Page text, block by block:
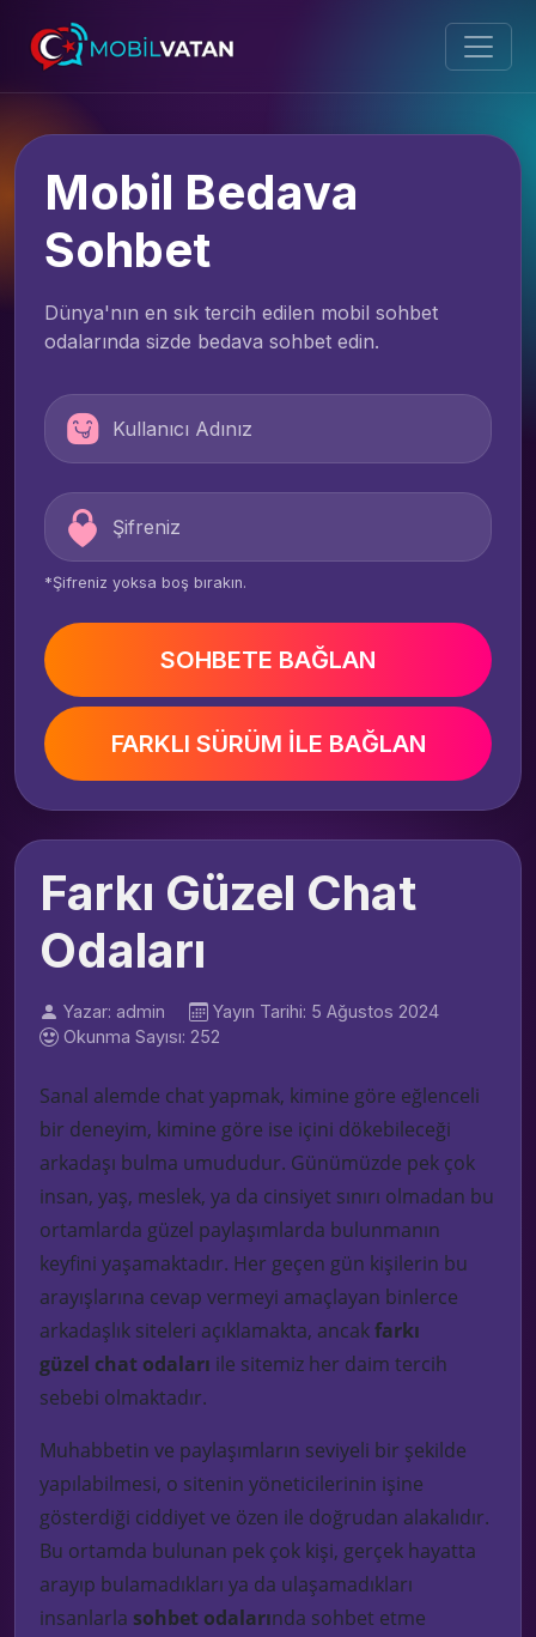
Mobil Bedava
Sohbet
Dünya'nın en sık tercih edilen mobil sohbet
odalarında sizde bedava sohbet edin.
*Şifreniz yoksa boş bırakın.
SOHBETE BAĞLAN
FARKLI SÜRÜM İLE BAĞLAN
Farkı Güzel Chat
Odaları
Yazar: admin
Yayın Tarihi: 5 Ağustos 2024
Okunma Sayısı: 252
Sanal alemde chat yapmak, kimine göre eğlenceli
bir deneyim, kimine göre ise içini dökebileceği
arkadaşı bulma umududur. Günümüzde pek çok
insan, yaş, meslek, ya da cinsiyet sınırı olmadan bu
ortamlarda güzel paylaşımlarda bulunmanın
keyfini yaşamaktadır. Her geçen gün kişilerin bu
arayışlarına cevap vermeyi amaçlayan binlerce
arkadaşlık siteleri açıklamakta, ancakfarkı
güzel chat odaları ile sitemiz her daim tercih
sebebi olmaktadır.
Muhabbetin ve paylaşımların seviyeli bir şekilde
yapılabilmesi, o sitenin yöneticilerinin işine
gösterdiği ciddiyet ve özen ile doğrudan alakalıdır.
Bu ortamda bulunan pek çok kişi, gerçek hayatta
arayıp bulamadıkları ya da ulaşamadıkları
insanlarla sohbet odalarında sohbet etme